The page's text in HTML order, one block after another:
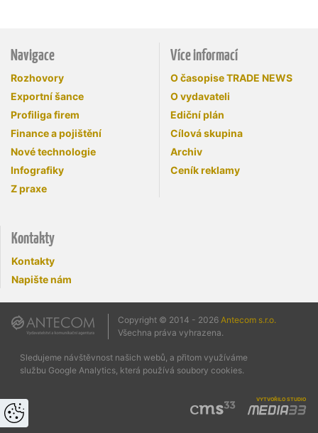
Navigace
Rozhovory
Exportní šance
Profiliga firem
Finance a pojištění
Nové technologie
Infografiky
Z praxe
Více informací
O časopise TRADE NEWS
O vydavateli
Ediční plán
Cílová skupina
Archiv
Ceník reklamy
Kontakty
Kontakty
Napište nám
Copyright © 2014 - 2026 Antecom s.r.o.
Všechna práva vyhrazena.
Sledujeme návštěvnost našich webů, a přitom využíváme
službu Google Analytics, která používá soubory cookies.
vytvořilo studio